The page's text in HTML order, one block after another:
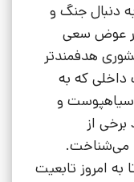
دنبال جنگ و
در عوض سعی
هدفمندتر
داخلی که به
سیاهپوست و
از
می‌شناخت.
حقوق مدنی 1868 که تا به امروز تابعیت